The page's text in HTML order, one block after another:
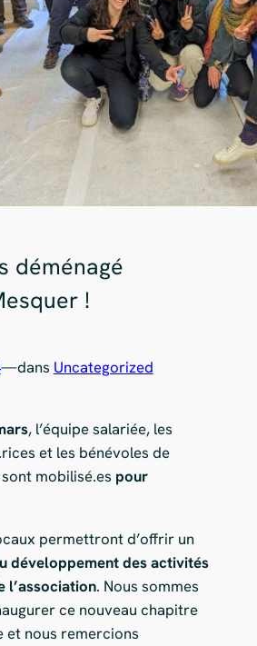
déménagé
!
—dans Uncategorized
, l’équipe salariée, les
et les bénévoles de
mobilisé.es pour
permettront d’offrir un
développement des activités
l’association. Nous sommes
ce nouveau chapitre
nous remercions